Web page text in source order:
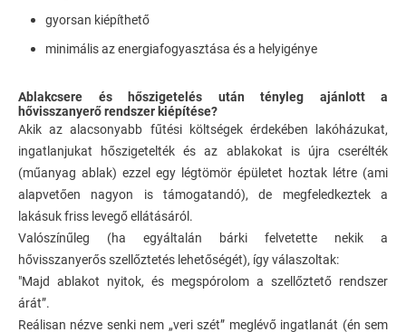
gyorsan kiépíthető
minimális az energiafogyasztása és a helyigénye
Ablakcsere és hőszigetelés után tényleg ajánlott a
hővisszanyerő rendszer kiépítése?
Akik az alacsonyabb fűtési költségek érdekében lakóházukat,
ingatlanjukat hőszigetelték és az ablakokat is újra cserélték
(műanyag ablak) ezzel egy légtömör épületet hoztak létre (ami
alapvetően nagyon is támogatandó), de megfeledkeztek a
lakásuk friss levegő ellátásáról.
Valószínűleg (ha egyáltalán bárki felvetette nekik a
hővisszanyerős szellőztetés lehetőségét), így válaszoltak:
"Majd ablakot nyitok, és megspórolom a szellőztető rendszer
árát”.
Reálisan nézve senki nem „veri szét” meglévő ingatlanát (én sem